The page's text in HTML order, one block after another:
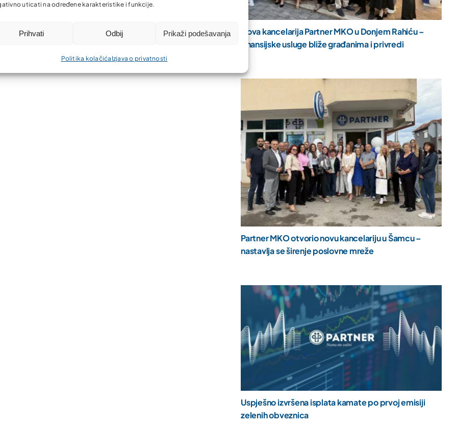
uticati na određene karakteristike i funkcije.
Prihvati Odbij Prikaži podešavanja
Politika kolačića Izjava o privatnosti
Nova kancelarija Partner MKO u Donjem Rahiću –
finansijske usluge bliže građanima i privredi
Partner MKO otvorio novu kancelariju u Šamcu –
nastavlja se širenje poslovne mreže
Uspješno izvršena isplata kamate po prvoj emisiji
zelenih obveznica